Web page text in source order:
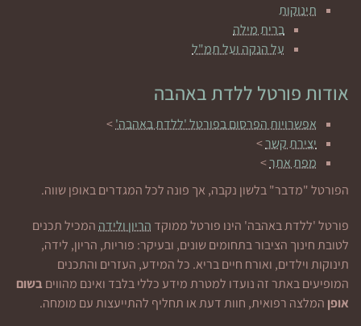
תינוקות
ברית מילה
על הנקה ועל תמ"ל
אודות פורטל ללדת באהבה
אפשרויות הפרסום בפורטל 'ללדת באהבה'>
יצירת קשר>
מפת אתר>
הפורטל "מדבר" בלשון נקבה, אך פונה לכל המגדרים באופן שווה.
פורטל 'ללדת באהבה' הינו פורטל ממוקד הריון ולידה המכיל תכנים
לטובת חינוך הציבור בתחומים שונים, ובעיקר: פוריות, הריון, לידה,
תינוקות וילדים, ואורח חיים בריא. כל המידע, העזרים והתכנים
המופיעים באתר זה נועדו למטרת מידע כללי בלבד ואינם מהוויםבשום
אופן המלצה רפואית, חוות דעת או תחליף להתייעצות עם מומחה.